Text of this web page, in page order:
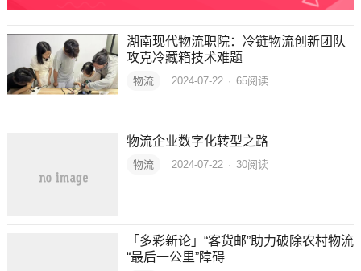
湖南现代物流职院：冷链物流创新团队
攻克冷藏箱技术难题
物流 2024-07-22 · 65阅读
物流企业数字化转型之路
物流 2024-07-22 · 30阅读
「多彩新论」“客货邮”助力破除农村物流
“最后一公里”障碍